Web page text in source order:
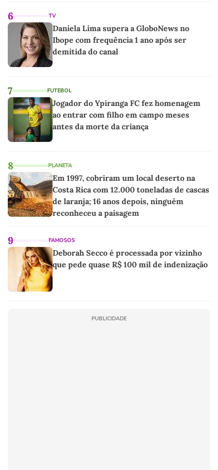
6 TV
Daniela Lima supera a GloboNews no
Ibope com frequência 1 ano após ser
demitida do canal
7 FUTEBOL
Jogador do Ypiranga FC fez homenagem
ao entrar com filho em campo meses
antes da morte da criança
8 PLANETA
Em 1997, cobriram um local deserto na
Costa Rica com 12.000 toneladas de cascas
de laranja; 16 anos depois, ninguém
reconheceu a paisagem
9 FAMOSOS
Deborah Secco é processada por vizinho
que pede quase R$ 100 mil de indenização
PUBLICIDADE